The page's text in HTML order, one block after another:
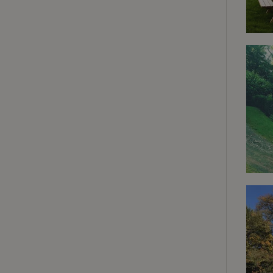
Strikt
accountbeheer.
_tt_enable_cookie
_pinterest_ct_ua